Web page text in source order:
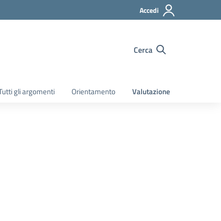
Accedi
Cerca
gli argomenti Orientamento Valutazione